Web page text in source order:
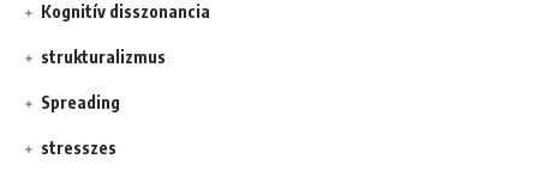
Kognitív disszonancia
strukturalizmus
Spreading
stresszes